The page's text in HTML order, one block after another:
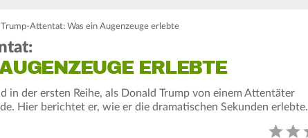
Trump-Attentat: Was ein Augenzeuge erlebte
ERLEBTE
in der ersten Reihe, als Donald Trump von einem Attentäter
Hier berichtet er, wie er die dramatischen Sekunden erlebte.